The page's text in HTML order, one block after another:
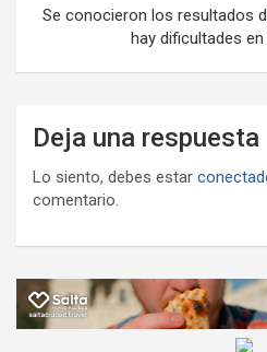
Se conocieron los resultados
hay dificultades
Deja una respuesta
Lo siento, debes estar
comentario.